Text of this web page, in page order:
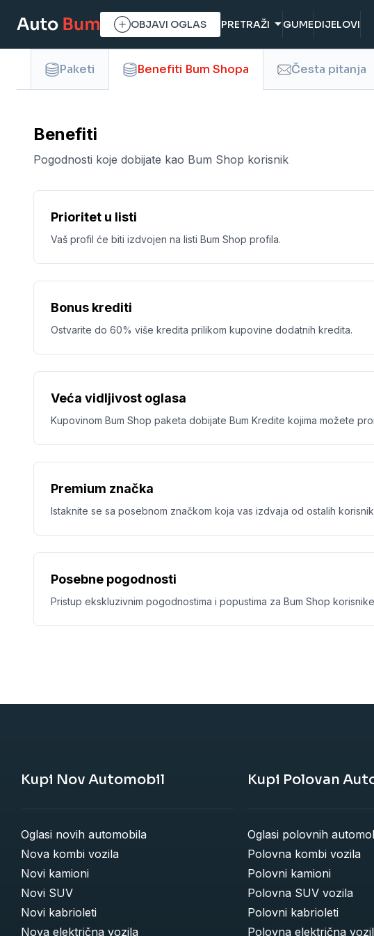
OBJAVI OGLAS PRETRAŽI GUMEDIJELOVI
Paketi Benefiti Bum Shopa Česta pitanja
Benefiti
Pogodnosti koje dobijate kao Bum Shop korisnik
Prioritet u listi
Vaš profil će biti izdvojen na listi Bum Shop profila.
Bonus krediti
Ostvarite do 60% više kredita prilikom kupovine dodatnih kredita.
Veća vidljivost oglasa
Kupovinom Bum Shop paketa dobijate Bum Kredite kojima možete
Premium značka
Istaknite se sa posebnom značkom koja vas izdvaja od ostalih
Posebne pogodnosti
Pristup ekskluzivnim pogodnostima i popustima za Bum Shop
Kupi Nov Automobil
Oglasi novih automobila
Nova kombi vozila
Novi kamioni
Novi SUV
Novi kabrioleti
Nova električna vozila
Kupi Polovan
Oglasi polovnih
Polovna kombi vozila
Polovni kamioni
Polovna SUV vozila
Polovni kabrioleti
Polovna električna